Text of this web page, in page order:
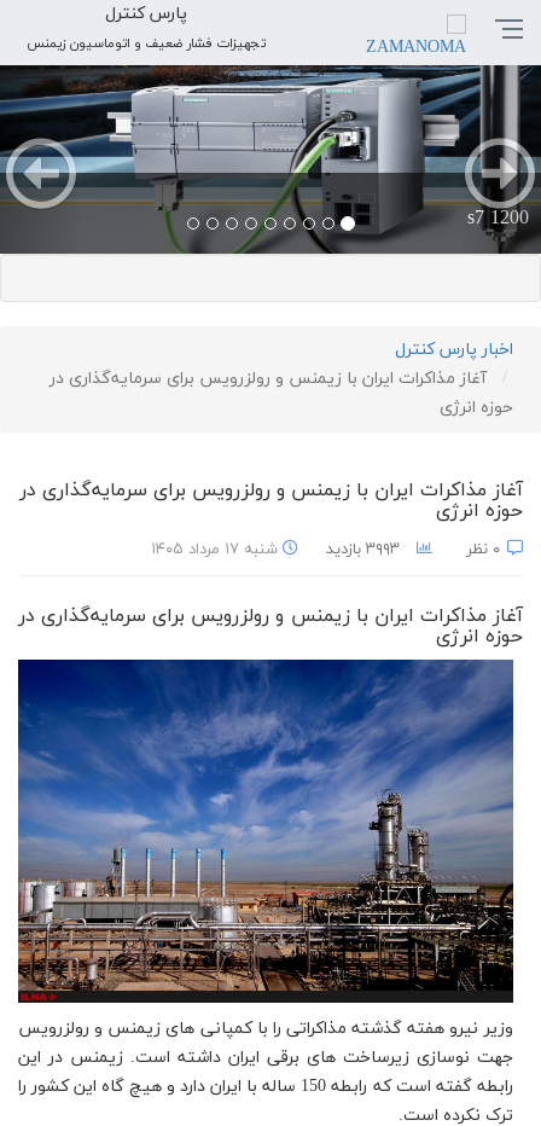
پارس کنترل
تجهیزات فشار ضعیف و اتوماسیون زیمنس
s7 1200
بعدی
اخبار پارس کنترل
آغاز مذاکرات ایران با زیمنس و رولزرویس برای سرمایه‌گذاری در
حوزه انرژی
آغاز مذاکرات ایران با زیمنس و رولزرویس برای سرمایه‌گذاری در
حوزه انرژی
شنبه ۱۷ مرداد ۱۴۰۵
آغاز مذاکرات ایران با زیمنس و رولزرویس برای سرمایه‌گذاری در
حوزه انرژی
وزیر نیرو هفته گذشته مذاکراتی را با کمپانی های زیمنس و رولزرویس
جهت نوسازی زیرساخت های برقی ایران داشته است. زیمنس در این
رابطه گفته است که رابطه 150 ساله با ایران دارد و هیچ گاه این کشور را
ترک نکرده است.